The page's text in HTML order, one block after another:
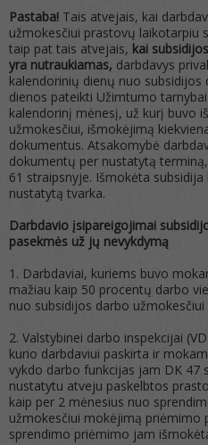
Pastaba! Tais atvejais, kai
užmokesčiui prastovų laikotarpiu
taip pat tais atvejais, kai
yra nutraukiamas, darbdavys
kalendorinių dienų nuo
dienos pateikti Užimtumo
kalendorinį mėnesį, už kurį buvo
užmokesčiui, išmokėjimą
dokumentus. Atsakomybė
dokumentų per nustatytą
61 straipsnyje. Išmokėta
nustatytą tvarka.
Darbdavio įsipareigojimai
pasekmės už jų nevykdymą
1. Darbdaviai, kuriems buvo
mažiau kaip 50 procentų darbo
nuo subsidijos darbo
2. Valstybinei darbo inspekcijai
kurio darbdaviui paskirta ir
vykdo darbo funkcijas jam DK 47
nustatytu atveju paskelbtos
kaip per 2 mėnesius nuo
užmokesčiui mokėjimą priėmimo
sprendimo priėmimo jam